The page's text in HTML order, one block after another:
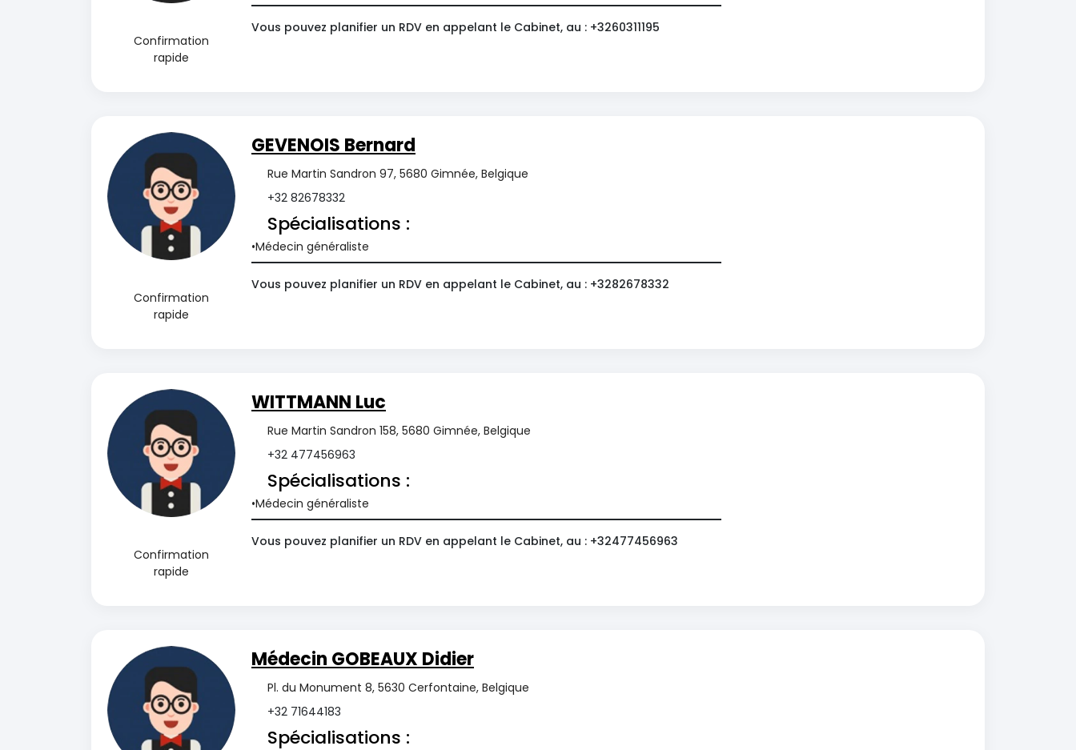
Confirmation
rapide
Vous pouvez planifier un RDV en appelant le Cabinet, au : +3260311195
Confirmation
rapide
GEVENOIS Bernard
Rue Martin Sandron 97, 5680 Gimnée, Belgique
+32 82678332
Spécialisations :
Médecin généraliste
Vous pouvez planifier un RDV en appelant le Cabinet, au : +3282678332
Confirmation
rapide
WITTMANN Luc
Rue Martin Sandron 158, 5680 Gimnée, Belgique
+32 477456963
Spécialisations :
Médecin généraliste
Vous pouvez planifier un RDV en appelant le Cabinet, au : +32477456963
Médecin GOBEAUX Didier
Pl. du Monument 8, 5630 Cerfontaine, Belgique
+32 71644183
Spécialisations :